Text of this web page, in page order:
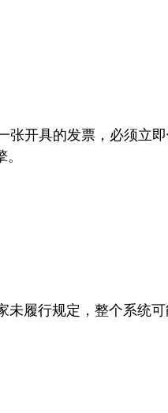
张开具的发票，必须立
履行规定，整个系统